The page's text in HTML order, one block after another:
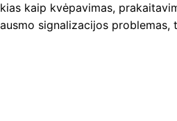
kaip kvėpavimas,
signalizacijos